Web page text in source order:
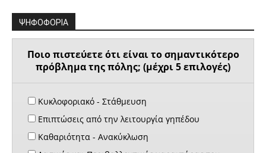
ΨΗΦΟΦΟΡΙΑ
Ποιο πιστεύετε ότι είναι το σημαντικότερο
πρόβλημα της πόλης; (μέχρι 5 επιλογές)
Κυκλοφοριακό - Στάθμευση
Επιπτώσεις από την λειτουργία γηπέδου
Καθαριότητα - Ανακύκλωση